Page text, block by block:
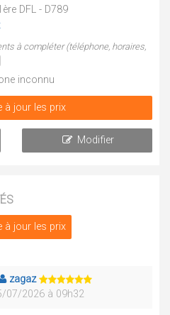
DFL - D789
à compléter (téléphone, horaires,
inconnu
à jour les prix
Modifier
à jour les prix
zagaz
07/2026 à 09h32